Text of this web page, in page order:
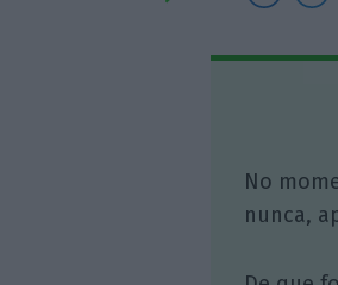
No
nunca,